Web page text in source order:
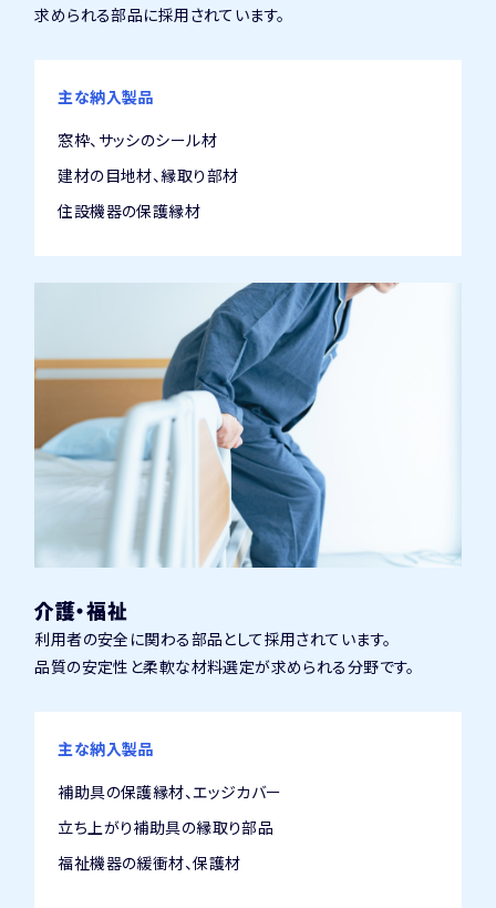
求められる部品に採用されています。
主な納入製品
窓枠、サッシのシール材
建材の目地材、縁取り部材
住設機器の保護縁材
介護・福祉
利用者の安全に関わる部品として採用されています。
品質の安定性と柔軟な材料選定が求められる分野です。
主な納入製品
補助具の保護縁材、エッジカバー
立ち上がり補助具の縁取り部品
福祉機器の緩衝材、保護材